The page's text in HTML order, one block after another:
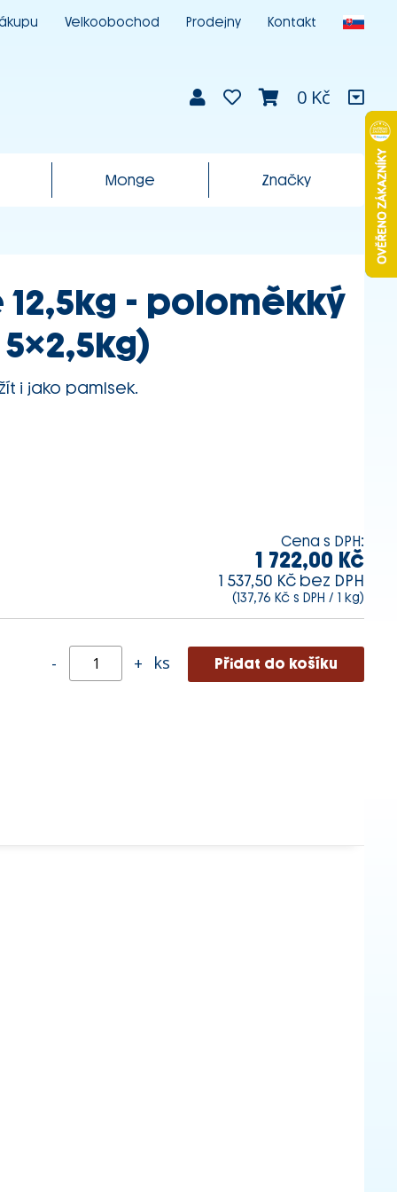
Velkoobochod Prodejny Kontakt
0 Kč
Monge Značky
- poloměkký
i jako pamlsek.
Cena s DPH:
1 722,00 Kč
1 537,50 Kč bez DPH
(137,76 Kč s DPH / 1 kg)
- + ks